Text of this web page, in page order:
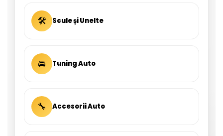
🛠 Scule și Unelte
🚘 Tuning Auto
🔧 Accesorii Auto